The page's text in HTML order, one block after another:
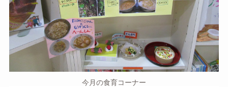
今月の食育コーナー